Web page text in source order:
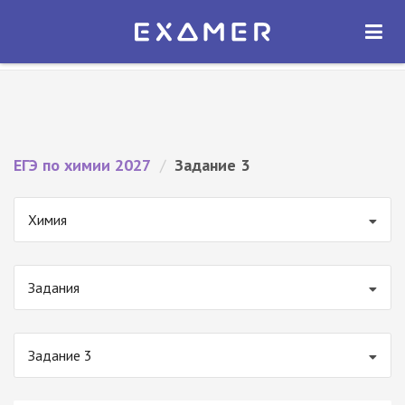
Экзамер — ЕГЭ 2027
ОТКРЫТЬ
ЕГЭ по химии 2027 / Задание 3
Химия
Задания
Задание 3